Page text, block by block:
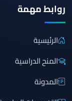
روابط مهمة
الرئيسية
المنح الدراسية
المدونة